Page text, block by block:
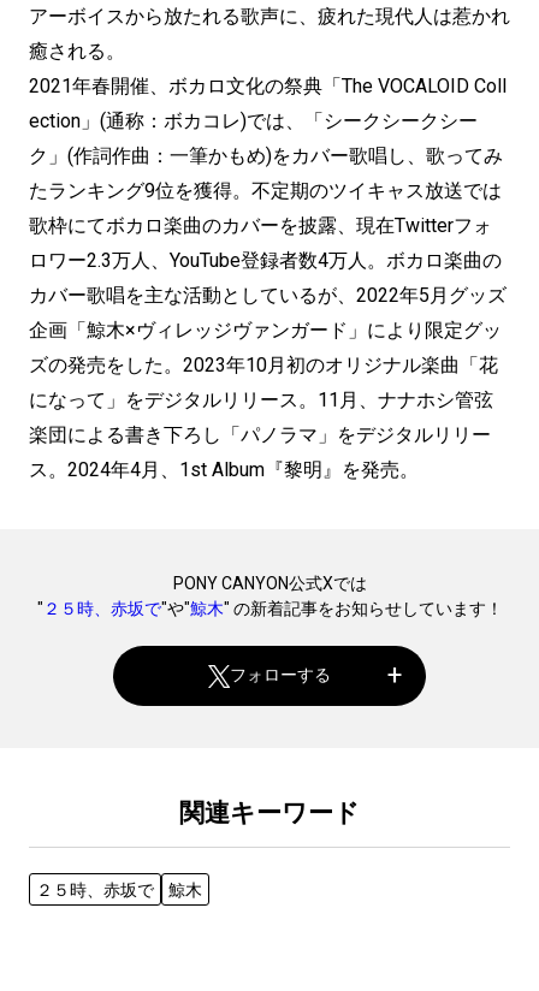
アーボイスから放たれる歌声に、疲れた現代人は惹かれ
癒される。
2021年春開催、ボカロ文化の祭典「The VOCALOID Coll
ection」(通称：ボカコレ)では、「シークシークシー
ク」(作詞作曲：一筆かもめ)をカバー歌唱し、歌ってみ
たランキング9位を獲得。不定期のツイキャス放送では
歌枠にてボカロ楽曲のカバーを披露、現在Twitterフォ
ロワー2.3万人、YouTube登録者数4万人。ボカロ楽曲の
カバー歌唱を主な活動としているが、2022年5月グッズ
企画「鯨木×ヴィレッジヴァンガード」により限定グッ
ズの発売をした。2023年10月初のオリジナル楽曲「花
になって」をデジタルリリース。11月、ナナホシ管弦
楽団による書き下ろし「パノラマ」をデジタルリリー
ス。2024年4月、1st Album『黎明』を発売。
PONY CANYON公式Xでは
" ２５時、赤坂で"や"鯨木" の新着記事をお知らせしています！
フォローする
関連キーワード
２５時、赤坂で 鯨木